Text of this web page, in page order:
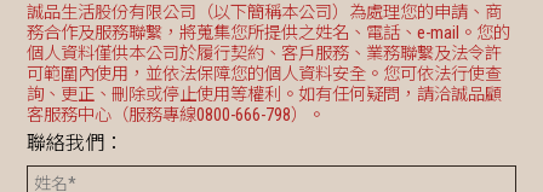
誠品生活股份有限公司（以下簡稱本公司）為處理您的申請、商
務合作及服務聯繫，將蒐集您所提供之姓名、電話、e-mail。您的
個人資料僅供本公司於履行契約、客戶服務、業務聯繫及法令許
可範圍內使用，並依法保障您的個人資料安全。您可依法行使查
詢、更正、刪除或停止使用等權利。如有任何疑問，請洽誠品顧
客服務中心（服務專線0800-666-798）。
聯絡我們：